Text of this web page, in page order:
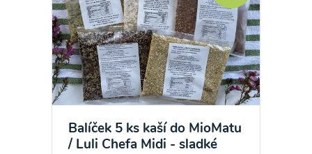
Balíček 5 ks kaší do MioMatu
/ Luli Chefa Midi - sladké